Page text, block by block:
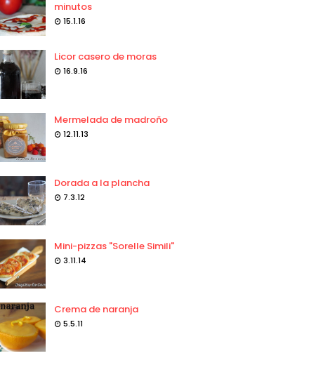
minutos
15.1.16
Licor casero de moras
16.9.16
Mermelada de madroño
12.11.13
Dorada a la plancha
7.3.12
Mini-pizzas "Sorelle Simili"
3.11.14
Crema de naranja
5.5.11